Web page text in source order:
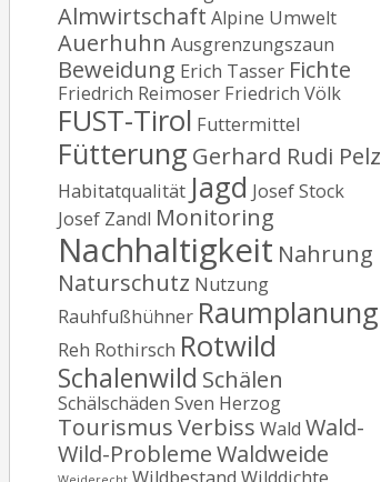
Almwirtschaft Alpine Umwelt
Auerhuhn Ausgrenzungszaun
Beweidung Erich Tasser Fichte
Friedrich Reimoser Friedrich Völk
FUST-Tirol Futtermittel
Fütterung Gerhard Rudi Pelz
Habitatqualität Jagd Josef Stock
Josef Zandl Monitoring
Nachhaltigkeit Nahrung
Naturschutz Nutzung
Rauhfußhühner Raumplanung
Reh Rothirsch Rotwild
Schalenwild Schälen
Schälschäden Sven Herzog
TourismusVerbiss Wald Wald-
Wild-ProblemeWaldweide